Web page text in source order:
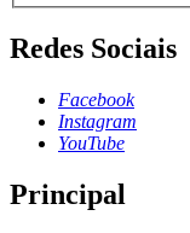
Redes Sociais
Facebook
Instagram
YouTube
Principal